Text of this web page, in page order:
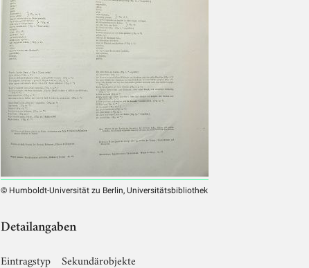
© Humboldt-Universität zu Berlin, Universitätsbibliothek
Detailangaben
Eintragstyp
Sekundärobjekte